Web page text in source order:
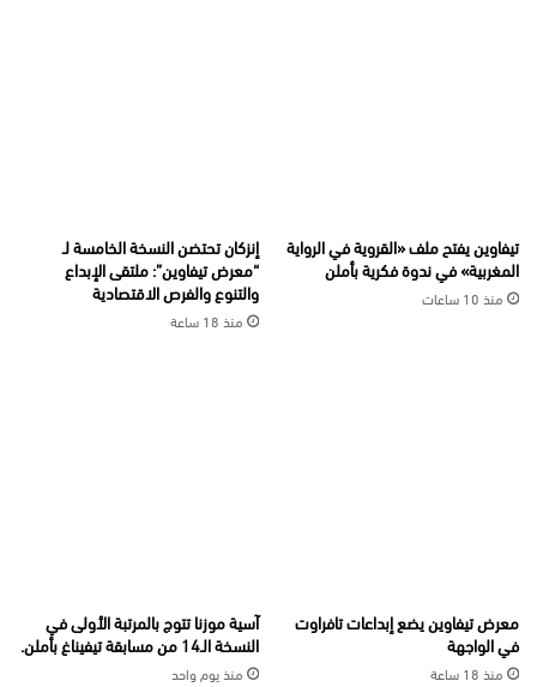
تيفاوين يفتح ملف «القروية في الرواية
المغربية» في ندوة فكرية بأملن
منذ 10 ساعات
إنزكان تحتضن النسخة الخامسة لـ
“معرض تيفاوين”: ملتقى الإبداع
والتنوع والفرص الاقتصادية
منذ 18 ساعة
معرض تيفاوين يضع إبداعات تافراوت
في الواجهة
منذ 18 ساعة
آسية موزنا تتوج بالمرتبة الأولى في
النسخة الـ14 من مسابقة تيفيناغ بأملن.
منذ يوم واحد